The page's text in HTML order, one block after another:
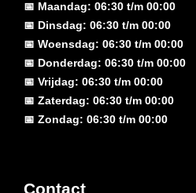
📅 Maandag: 06:30 t/m 00:00
📅 Dinsdag: 06:30 t/m 00:00
📅 Woensdag: 06:30 t/m 00:00
📅 Donderdag: 06:30 t/m 00:00
📅 Vrijdag: 06:30 t/m 00:00
📅 Zaterdag: 06:30 t/m 00:00
📅 Zondag: 06:30 t/m 00:00
Contact